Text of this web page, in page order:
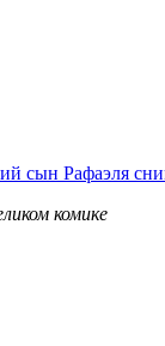
сын Рафаэля
комике